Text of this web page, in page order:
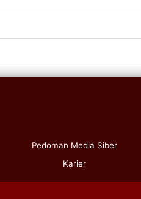
Pedoman Media Siber
Karier